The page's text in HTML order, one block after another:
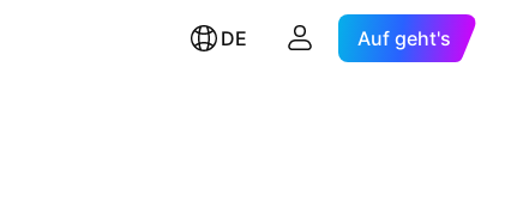
DE Auf geht's